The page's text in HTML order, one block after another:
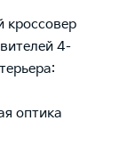
4-
оптика